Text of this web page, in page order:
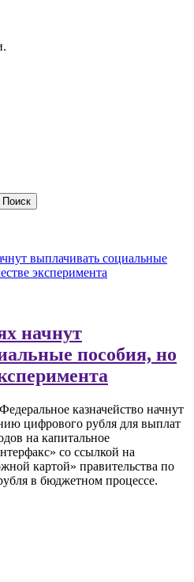
выплачивать социальные
эксперимента
начнут
пособия, но
казначейство начнут
цифрового рубля для выплат
на капитальное
со ссылкой на
картой» правительства по
в бюджетном процессе.